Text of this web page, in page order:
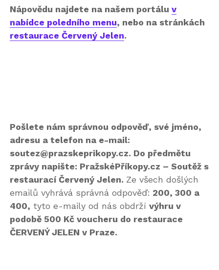
Nápovědu najdete na našem portálu v
nabídce poledního menu, nebo na stránkách
restaurace Červený Jelen.
Pošlete nám správnou odpověď, své jméno,
adresu a telefon na e-mail:
soutez@prazskeprikopy.cz. Do předmětu
zprávy napište: PražskéPříkopy.cz – Soutěž s
restaurací Červený Jelen. Ze všech došlých
emailů vyhrává správná odpověď: 200, 300 a
400, tyto e-maily od nás obdrží výhru v
podobě 500 Kč voucheru do restaurace
ČERVENÝ JELEN v Praze.